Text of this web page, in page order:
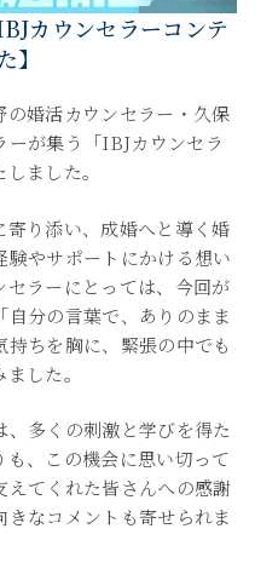
カウンセラーコンテ
】
婚活カウンセラー・久保
ーが集う「IBJカウンセラ
ました。
寄り添い、成婚へと導く婚
やサポートにかける想い
セラーにとっては、今回が
分の言葉で、ありのまま
ちを胸に、緊張の中でも
した。
多くの刺激と学びを得た
、この機会に思い切って
えてくれた皆さんへの感謝
なコメントも寄せられま